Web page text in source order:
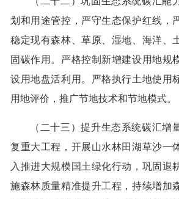
划和用途管控，严守生态保护红线，
稳定现有森林、草原、湿地、海洋、
固碳作用。严格控制新增建设用地规
设用地盘活利用。严格执行土地使用
用地评价，推广节地技术和节地模式。
（二十三）提升生态系统碳汇增
复重大工程，开展山水林田湖草沙一
入推进大规模国土绿化行动，巩固退
施森林质量精准提升工程，持续增加